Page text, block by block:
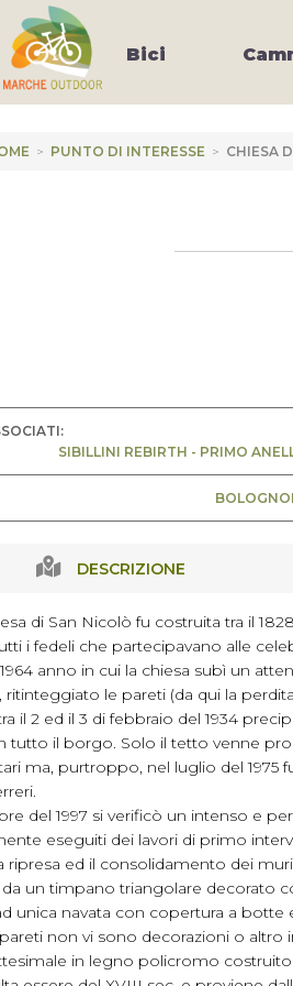
Bici
> PUNTO DI INTERESSE > CHIESA
SIBILLINI REBIRTH - PRIMO
DESCRIZIONE
di San Nicolò fu costruita tra il
i fedeli che partecipavano alle
anno in cui la chiesa subì un
ritinteggiato le pareti (da qui la
il 2 ed il 3 di febbraio del 1934
tutto il borgo. Solo il tetto venne
ma, purtroppo, nel luglio del 1975
del 1997 si verificò un intenso e
eseguiti dei lavori di primo
ripresa ed il consolidamento dei
un timpano triangolare decorato
unica navata con copertura a
non vi sono decorazioni o
in legno policromo costruito